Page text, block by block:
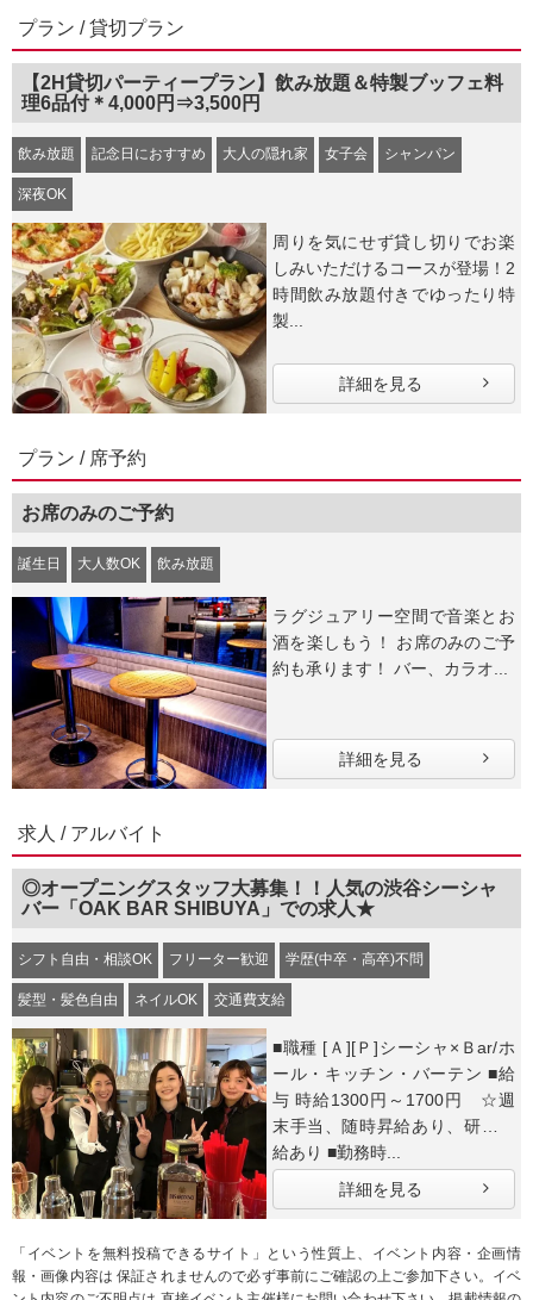
プラン / 貸切プラン
【2H貸切パーティープラン】飲み放題＆特製ブッフェ料
理6品付＊4,000円⇒3,500円
飲み放題 記念日におすすめ 大人の隠れ家 女子会 シャンパン
深夜OK
周りを気にせず貸し切りでお楽
しみいただけるコースが登場！2
時間飲み放題付きでゆったり特
製...
詳細を見る
プラン / 席予約
お席のみのご予約
誕生日 大人数OK 飲み放題
ラグジュアリー空間で音楽とお
酒を楽しもう！ お席のみのご予
約も承ります！ バー、カラオ...
詳細を見る
求人 / アルバイト
◎オープニングスタッフ大募集！！人気の渋谷シーシャ
バー「OAK BAR SHIBUYA」での求人★
シフト自由・相談OK フリーター歓迎 学歴(中卒・高卒)不問
髪型・髪色自由 ネイルOK 交通費支給
■職種 [Ａ][Ｐ]シーシャ×Ｂar/ホ
ール・キッチン・バーテン ■給
与 時給1300円～1700円 ☆週
末手当、随時昇給あり、研修時
給あり ■勤務時...
詳細を見る
「イベントを無料投稿できるサイト」という性質上、イベント内容・企画情
報・画像内容は 保証されませんので必ず事前にご確認の上ご参加下さい。イベ